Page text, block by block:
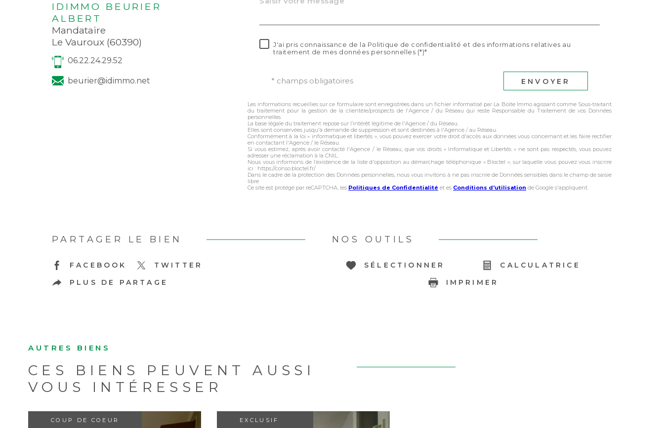
IDIMMO BEURIER
ALBERT
Mandataire
Le Vauroux (60390)
06.22.24.29.52
beurier@idimmo.net
J'ai pris connaissance de la Politique de confidentialité et des informations relatives au
traitement de mes données personnelles (*)*
* champs obligatoires ENVOYER
Les informations recueillies sur ce formulaire sont enregistrées dans un fichier informatisé par La Boite Immo agissant comme Sous-traitant
du traitement pour la gestion de la clientèle/prospects de l'Agence / du Réseau qui reste Responsable du Traitement de vos Données
personnelles.
La base légale du traitement repose sur l’intérêt légitime de l'Agence / du Réseau.
Elles sont conservées jusqu'à demande de suppression et sont destinées à l'Agence / au Réseau.
Conformément à la loi « informatique et libertés », vous pouvez exercer votre droit d'accès aux données vous concernant et les faire rectifier
en contactant l'Agence / le Réseau.
Si vous estimez, après avoir contacté l'Agence / le Réseau, que vos droits « Informatique et Libertés » ne sont pas respectés, vous pouvez
adresser une réclamation à la CNIL.
Nous vous informons de l’existence de la liste d'opposition au démarchage téléphonique « Bloctel », sur laquelle vous pouvez vous inscrire
ici : https://conso.bloctel.fr/
Dans le cadre de la protection des Données personnelles, nous vous invitons à ne pas inscrire de Données sensibles dans le champ de saisie
libre
Ce site est protégé par reCAPTCHA, les Politiques de Confidentialité et es Conditions d'utilisation de Google s'appliquent.
PARTAGER LE BIEN
FACEBOOK
TWITTER
PLUS DE PARTAGE
NOS OUTILS
SÉLECTIONNER
CALCULATRICE
IMPRIMER
AUTRES BIENS
CES BIENS PEUVENT AUSSI
VOUS INTÉRESSER
COUP DE COEUR EXCLUSIF